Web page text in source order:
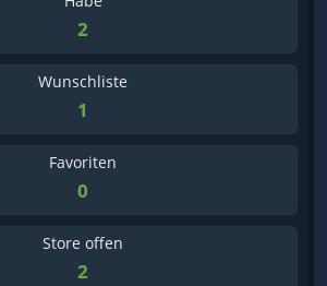
2
Wunschliste
1
Favoriten
0
Store offen
2